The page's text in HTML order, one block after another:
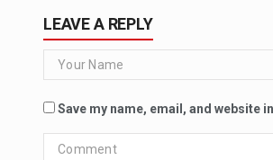
LEAVE A REPLY
Save my name, email, and website